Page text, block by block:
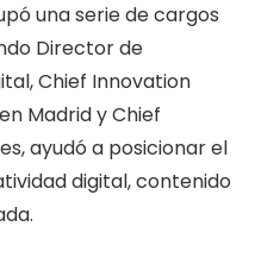
una serie de cargos
Director de
Chief Innovation
Madrid y Chief
ayudó a posicionar el
digital, contenido